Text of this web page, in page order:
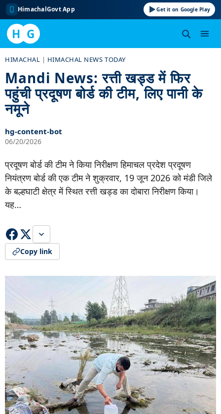
HimachalGovt App Get it on Google Play
H G
content
HIMACHAL | HIMACHAL NEWS TODAY
Mandi News: रत्ती खड्ड में फिर
पहुंची प्रदूषण बोर्ड की टीम, लिए पानी के
नमूने
hg-content-bot
06/20/2026
प्रदूषण बोर्ड की टीम ने किया निरीक्षण हिमाचल प्रदेश प्रदूषण
नियंत्रण बोर्ड की एक टीम ने शुक्रवार, 19 जून 2026 को मंडी जिले
के बल्हघाटी क्षेत्र में स्थित रत्ती खड्ड का दोबारा निरीक्षण किया।
यह…
Copy link